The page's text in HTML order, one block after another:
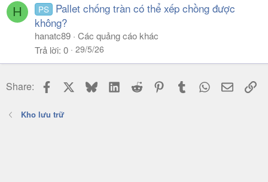
H PS
Pallet chống tràn có thể xếp chồng được
không?
hanatc89 Các quảng cáo khác
Trả lời 0 29/5/26
Share: Facebook BlueskyLinkedIn
Reddit PinterestTumblr WhatsApp
Email
Kho lưu trữ